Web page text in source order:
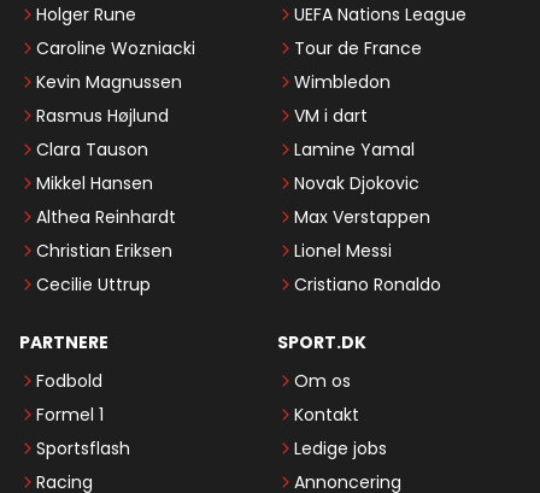
Holger Rune
Caroline Wozniacki
Kevin Magnussen
Rasmus Højlund
Clara Tauson
Mikkel Hansen
Althea Reinhardt
Christian Eriksen
Cecilie Uttrup
UEFA Nations League
Tour de France
Wimbledon
VM i dart
Lamine Yamal
Novak Djokovic
Max Verstappen
Lionel Messi
Cristiano Ronaldo
PARTNERE
Fodbold
Formel 1
Sportsflash
Racing
SPORT.DK
Om os
Kontakt
Ledige jobs
Annoncering